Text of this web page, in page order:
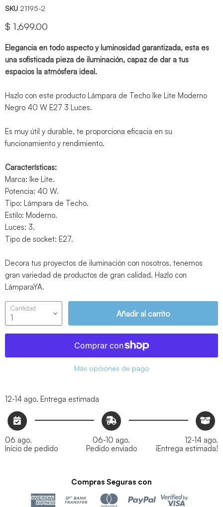
SKU 21195-2
Precio actual
$ 1,699.00
Elegancia en todo aspecto y luminosidad garantizada, esta es
una sofisticada pieza de iluminación, capaz de dar a tus
espacios la atmósfera ideal.
Hazlo con este producto Lámpara de Techo Ike Lite Moderno
Negro 40 W E27 3 Luces.
Es muy útil y durable, te proporciona eficacia en su
funcionamiento y rendimiento.
Características:
Marca: Ike Lite.
Potencia: 40 W.
Tipo: Lámpara de Techo.
Estilo: Moderno.
Luces: 3.
Tipo de socket: E27.
Decora tus proyectos de iluminación con nosotros, tenemos
gran variedad de productos de gran calidad. Hazlo con
LámparaYA.
Cantidad
Añadir al carrito
Más opciones de pago
12-14 ago. Entrega estimada
06 ago.
Inicio de pedido
06-10 ago.
Pedido enviado
12-14 ago.
¡Entrega estimada!
Compras Seguras con